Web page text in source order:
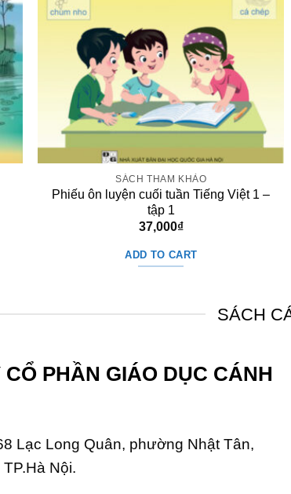
SÁCH THAM KHẢO
Phiếu ôn luyện cuối tuần Tiếng Việt 1 –
tập 1
37,000₫
ADD TO CART
SÁCH
CỔ PHẦN GIÁO DỤC CÁNH
Lạc Long Quân, phường Nhật Tân,
Nội.